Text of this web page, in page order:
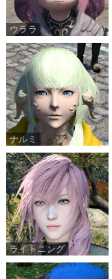
ウララ
ナルミ
ライトニング